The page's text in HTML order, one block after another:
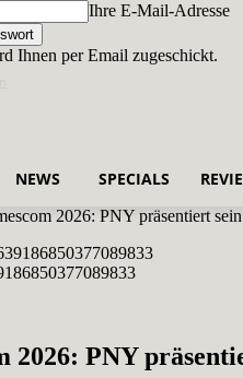
Ihre E-Mail-Adresse
Ihnen per Email zugeschickt.
NEWS SPECIALS
2026: PNY präsentiert
2026: PNY